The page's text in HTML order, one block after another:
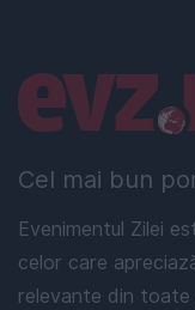
Cel mai bun
Evenimentul Zilei
celor care
relevante din
Linkuri utile